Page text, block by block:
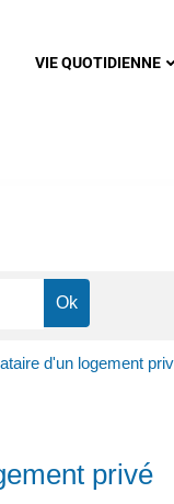
VIE QUOTIDIENNE
d'un logement
privé